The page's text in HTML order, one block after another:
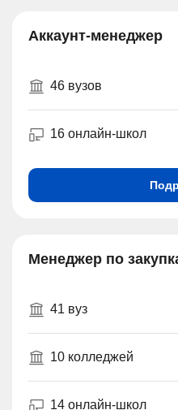
Аккаунт-менеджер
46 вузов
16 онлайн-школ
Менеджер по
41 вуз
10 колледжей
14 онлайн-школ